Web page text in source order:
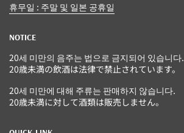
휴무일 : 주말 및 일본 공휴일
NOTICE
20세 미만의 음주는 법으로 금지되어 있습니다.
20歳未満の飲酒は法律で禁止されています。
20세 미만에 대해 주류는 판매하지 않습니다.
20歳未満に対して酒類は販売しません。